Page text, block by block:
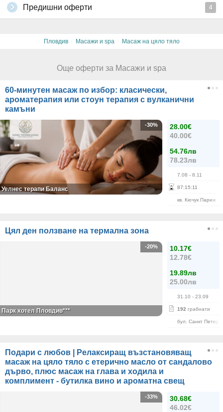
Предишни оферти 4
Пловдив · Масажи и spa · Масаж на цяло тяло
Още оферти за Масажи и spa
60-минутен масаж по избор: класически,
ароматерапия или стоун терапия с вулканични
камъни
28.00€
40.00€
54.76лв
78.23лв
7.08 - 8.11
87:15:10
кв. Кючук Париж
-30%
Уелнес терапи Баланс
Цял ден ползване на термална зона
10.17€
12.78€
19.89лв
25.00лв
31.10 - 23.09
192 грабнати
бул. Санкт
-20%
Парк хотел Пловдив***
Подари с любов | Релаксиращ възстановяващ
масаж на цяло тяло с етерично масло от сандалово
дърво, плюс масаж на глава и ходила и
комплимент - бутилка вино и ароматна свещ
30.68€
46.02€
-33%